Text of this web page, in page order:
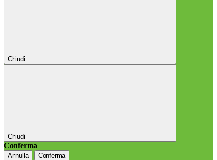
Chiudi
Chiudi
Conferma
Annulla Conferma